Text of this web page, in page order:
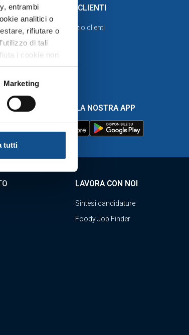
entrambi
analitici o
rifiutare o
di tali
i cookie non
tecnici. Per
suddetta
Marketing
tutti
SERVIZIO CLIENTI
Visita servizio clienti
SCARICA LA NOSTRA APP
LAVORA CON NOI
Sintesi candidature
Foody Job Finder